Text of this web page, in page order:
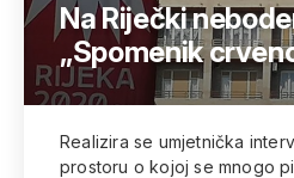
Na Riječki
„Spomenik
Realizira se umjetnička
prostoru o kojoj se mnogo